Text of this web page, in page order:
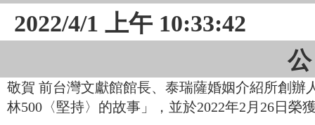
2022/4/1 上午 10:33:42
敬賀 前台灣文獻館館長、泰瑞薩婚姻介紹所創
林500〈堅持〉的故事」，並於2022年2月26日榮